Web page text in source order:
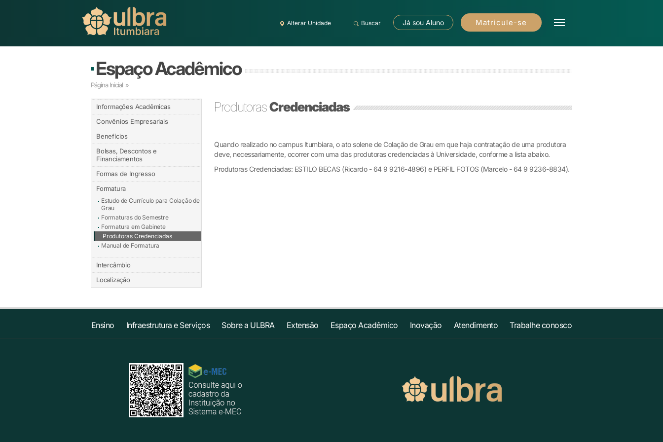
Alterar Unidade Buscar Já sou Aluno Matricule-se
Espaço Acadêmico
Página Inicial »
Informações Acadêmicas
Convênios Empresariais
Benefícios
Bolsas, Descontos e
Financiamentos
Formas de Ingresso
Formatura
Estudo de Currículo para Colação de
Grau
Formaturas do Semestre
Formatura em Gabinete
Produtoras Credenciadas
Manual de Formatura
Intercâmbio
Localização
ProdutorasCredenciadas
Quando realizado no campus Itumbiara, o ato solene de Colação de Grau em que haja contratação de uma produtora
deve, necessariamente, ocorrer com uma das produtoras credenciadas à Universidade, conforme a lista abaixo.
Produtoras Credenciadas: ESTILO BECAS (Ricardo - 64 9 9216-4896) e PERFIL FOTOS (Marcelo - 64 9 9236-8834).
Ensino Infraestrutura e Serviços Sobre a ULBRA Extensão Espaço Acadêmico Inovação Atendimento Trabalhe conosco